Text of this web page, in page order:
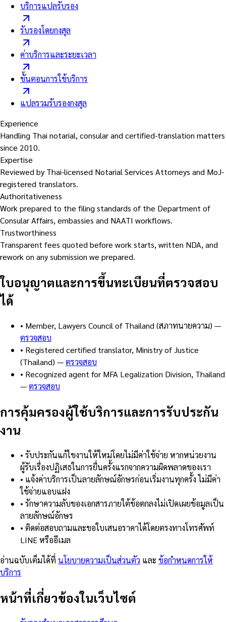
บริการแปลรับรอง
รับรองโดยกงสุล
ค่าบริการและระยะเวลา
ขั้นตอนการใช้บริการ
แปลรวมรับรองกงสุล
Experience
Handling Thai notarial, consular and certified-translation matters
since 2010.
Expertise
Reviewed by Thai-licensed Notarial Services Attorneys and MoJ-
registered translators.
Authoritativeness
Work prepared to the filing standards of the Department of
Consular Affairs, embassies and NAATI workflows.
Trustworthiness
Transparent fees quoted before work starts, written NDA, and
rework on any submission we prepared.
ใบอนุญาตและการขึ้นทะเบียนที่ตรวจสอบ
ได้
• Member, Lawyers Council of Thailand (สภาทนายความ) —
ตรวจสอบ
• Registered certified translator, Ministry of Justice
(Thailand) —ตรวจสอบ
• Recognized agent for MFA Legalization Division, Thailand
—ตรวจสอบ
การคุ้มครองผู้ใช้บริการและการรับประกัน
งาน
• รับประกันแก้ไขงานให้ใหม่โดยไม่มีค่าใช้จ่าย หากหน่วยงาน
ผู้รับเรื่องปฏิเสธในการยื่นครั้งแรกจากความผิดพลาดของเรา
• แจ้งค่าบริการเป็นลายลักษณ์อักษรก่อนเริ่มงานทุกครั้ง ไม่มีค่า
ใช้จ่ายแอบแฝง
• รักษาความลับของเอกสารภายใต้ข้อตกลงไม่เปิดเผยข้อมูลเป็น
ลายลักษณ์อักษร
• ติดต่อสอบถามและขอใบเสนอราคาได้โดยตรงทางโทรศัพท์
LINE หรืออีเมล
อ่านฉบับเต็มได้ที่ นโยบายความเป็นส่วนตัว และ ข้อกำหนดการให้
บริการ
หน้าที่เกี่ยวข้องในเว็บไซต์